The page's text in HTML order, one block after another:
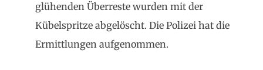
glühenden Überreste wurden mit der
Kübelspritze abgelöscht. Die Polizei hat die
Ermittlungen aufgenommen.